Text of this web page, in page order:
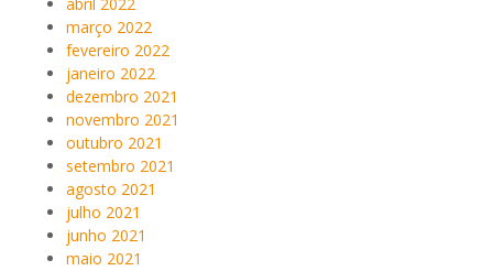
março 2022
fevereiro 2022
janeiro 2022
dezembro 2021
novembro 2021
outubro 2021
setembro 2021
agosto 2021
julho 2021
junho 2021
maio 2021